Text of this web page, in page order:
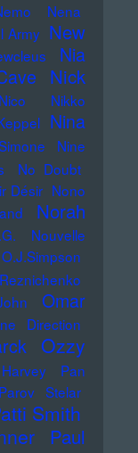
Nena
Army New
Nia
Nick
Nico
Nikko
Nina
Nine
No Doubt
Désir Nono
Norah
Nouvelle
O.J.Simpson
Omar
Direction
Ozzy
Pan
Parov Stelar
Smith
Paul